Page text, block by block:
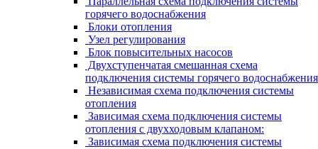
горячего водоснабжения
Блоки отопления
Узел регулирования
Блок повысительных насосов
Двухступенчатая смешанная схема
подключения системы горячего водоснабжения
Независимая схема подключения системы
отопления
Зависимая схема подключения системы
отопления с двухходовым клапаном:
Зависимая схема подключения системы